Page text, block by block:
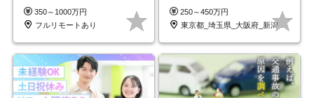
イル自由／研修充実で安心
350～1000万円
フルリモートあり
なし
250～450万円
東京都_埼玉県_大阪府_新潟県_福岡県